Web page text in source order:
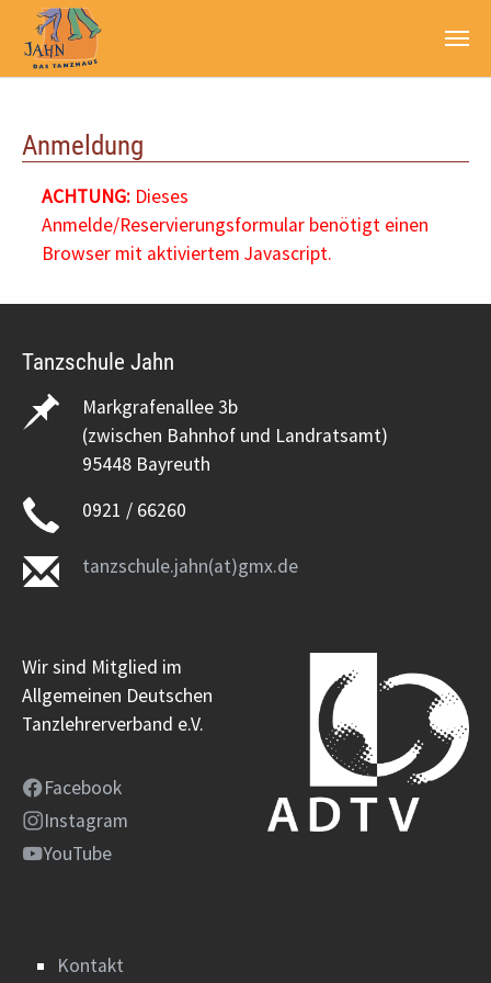
Anmeldung
ACHTUNG:Dieses
Anmelde/Reservierungsformular benötigt einen
Browser mit aktiviertem Javascript.
Tanzschule Jahn
Markgrafenallee 3b
(zwischen Bahnhof und Landratsamt)
95448 Bayreuth
0921 / 66260
tanzschule.jahn(at)gmx.de
Wir sind Mitglied im
Allgemeinen Deutschen
Tanzlehrerverband e.V.
Facebook
Instagram
YouTube
Kontakt